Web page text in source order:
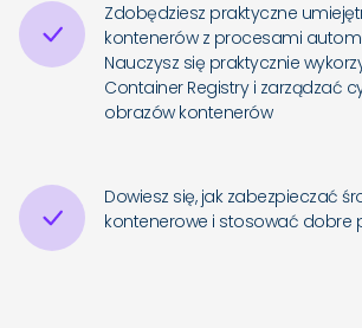
Zdobędziesz praktyczne
kontenerów z procesami
Nauczysz się praktycznie
Container Registry i zarządzać
obrazów kontenerów
Dowiesz się, jak zabezpieczać
kontenerowe i stosować dobre